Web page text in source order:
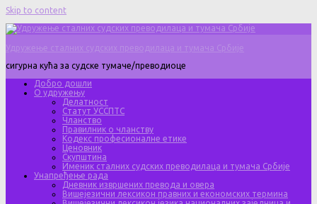
Skip to content
Удружење сталних судских преводилаца и тумача Србије
сигурна кућа за судске тумаче/преводиоце
Добро дошли
О удружењу
Делатност
Статут УССПТС
Чланство
Правилник о чланству
Кодекс професионалне етике
Ценовник
Скупштина
Именик сталних судских преводилаца и тумача Србије
Унапређење рада
Дневник извршених превода и овера
Вишејезични лексикон правних и економских термина